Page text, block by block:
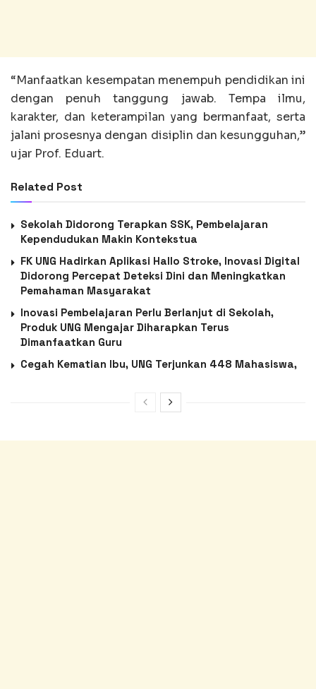
“Manfaatkan kesempatan menempuh pendidikan ini
dengan penuh tanggung jawab. Tempa ilmu,
karakter, dan keterampilan yang bermanfaat, serta
jalani prosesnya dengan disiplin dan kesungguhan,”
ujar Prof. Eduart.
Related Post
Sekolah Didorong Terapkan SSK, Pembelajaran
Kependudukan Makin Kontekstua
FK UNG Hadirkan Aplikasi Hallo Stroke, Inovasi Digital
Didorong Percepat Deteksi Dini dan Meningkatkan
Pemahaman Masyarakat
Inovasi Pembelajaran Perlu Berlanjut di Sekolah,
Produk UNG Mengajar Diharapkan Terus
Dimanfaatkan Guru
Cegah Kematian Ibu, UNG Terjunkan 448 Mahasiswa,